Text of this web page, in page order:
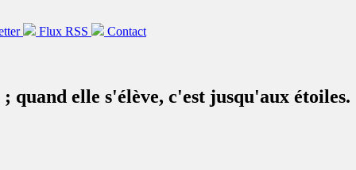
Flux RSS Contact
quand elle s'élève, c'est jusqu'aux étoiles.